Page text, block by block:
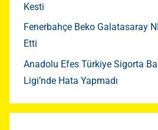
Kesti
Fenerbahçe Beko Galatasaray
Etti
Anadolu Efes Türkiye Sigorta
Ligi’nde Hata Yapmadı